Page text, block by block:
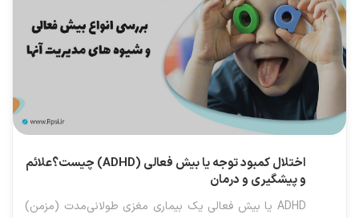
اختلال کمبود توجه یا بیش فعالی (ADHD) چیست؟علائم
و پیشگیری و درمان
ADHD یا بیش فعالی یک بیماری مغزی طولانی‌مدت (مزمن)